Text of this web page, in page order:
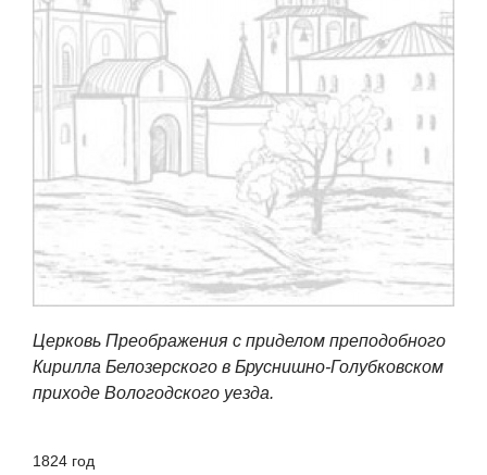
Церковь Преображения с приделом преподобного
Кирилла Белозерского в Бруснишно-Голубковском
приходе Вологодского уезда.
1824 год